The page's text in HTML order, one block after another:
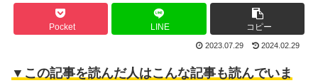
Pocket LINE コピー
2023.07.29 2024.02.29
▼この記事を読んだ人はこんな記事も読んでいま